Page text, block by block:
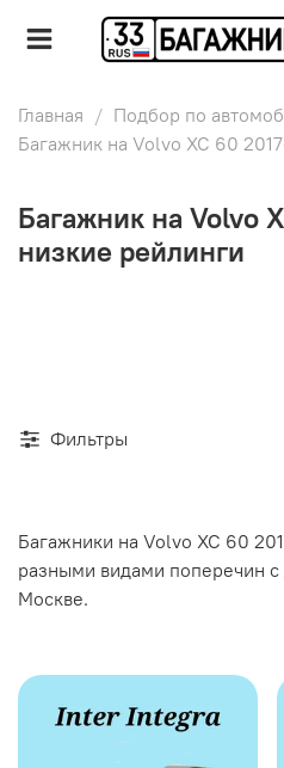
Главная Подбор по
Багажник на Volvo XC 60
Багажник на Volvo
низкие рейлинги
Фильтры
Багажники на Volvo XC 60
разными видами поперечин
Москве.